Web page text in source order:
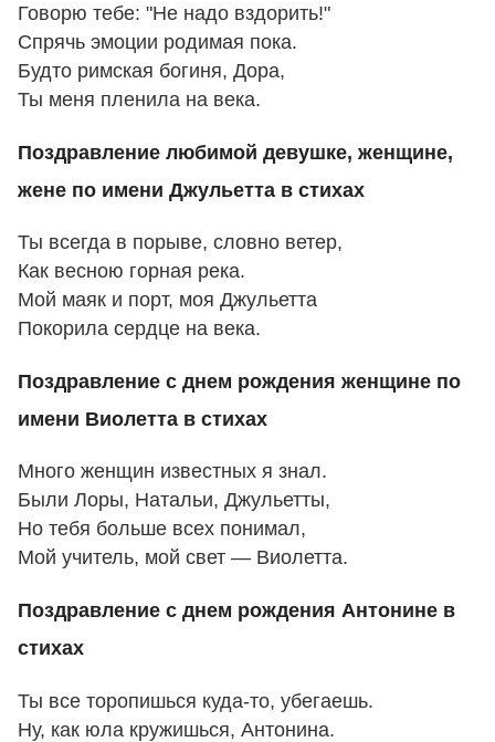
Говорю тебе: "Не надо вздорить!"
Спрячь эмоции родимая пока.
Будто римская богиня, Дора,
Ты меня пленила на века.
Поздравление любимой девушке, женщине,
жене по имени Джульетта в стихах
Ты всегда в порыве, словно ветер,
Как весною горная река.
Мой маяк и порт, моя Джульетта
Покорила сердце на века.
Поздравление с днем рождения женщине по
имени Виолетта в стихах
Много женщин известных я знал.
Были Лоры, Натальи, Джульетты,
Но тебя больше всех понимал,
Мой учитель, мой свет — Виолетта.
Поздравление с днем рождения Антонине в
стихах
Ты все торопишься куда-то, убегаешь.
Ну, как юла кружишься, Антонина.